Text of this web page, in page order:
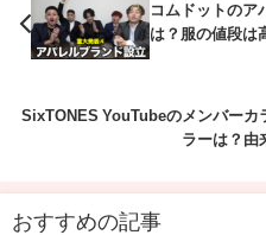
ールチェーン付きマスコット
ミニサイズのぬいぐるみもか
「エガちゃんねるラウンド
コムドットのア
は？服の値段は
SixTONES YouTubeのメンバーカ
ラーは？由
おすすめの記事